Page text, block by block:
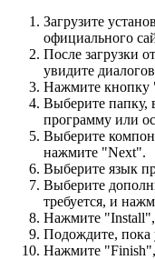
Загрузите
официального
После загрузки
увидите
Нажмите кнопку
Выберите папку,
программу или
Выберите
нажмите "Next".
Выберите язык
Выберите
требуется, и
Нажмите "Install",
Подождите, пока
Нажмите "Finish",